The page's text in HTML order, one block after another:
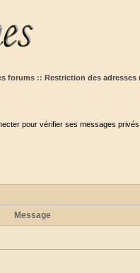
forums :: Restriction des adresses
pour vérifier ses messages privés
Message